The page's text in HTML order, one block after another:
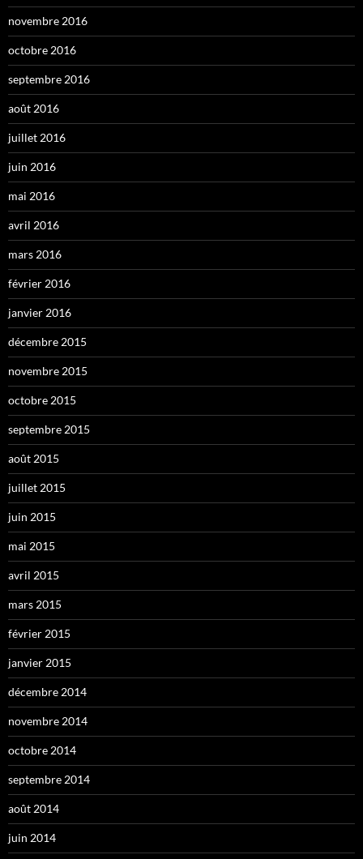
novembre 2016
octobre 2016
septembre 2016
août 2016
juillet 2016
juin 2016
mai 2016
avril 2016
mars 2016
février 2016
janvier 2016
décembre 2015
novembre 2015
octobre 2015
septembre 2015
août 2015
juillet 2015
juin 2015
mai 2015
avril 2015
mars 2015
février 2015
janvier 2015
décembre 2014
novembre 2014
octobre 2014
septembre 2014
août 2014
juin 2014